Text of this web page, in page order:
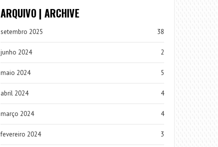
ARQUIVO | ARCHIVE
setembro 2025 38
junho 2024 2
maio 2024 5
abril 2024 4
março 2024 4
fevereiro 2024 3